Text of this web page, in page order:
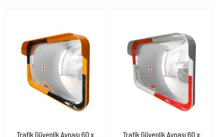
Trafik Güvenlik Aynası 60 x
Trafik Güvenlik Aynası 60 x